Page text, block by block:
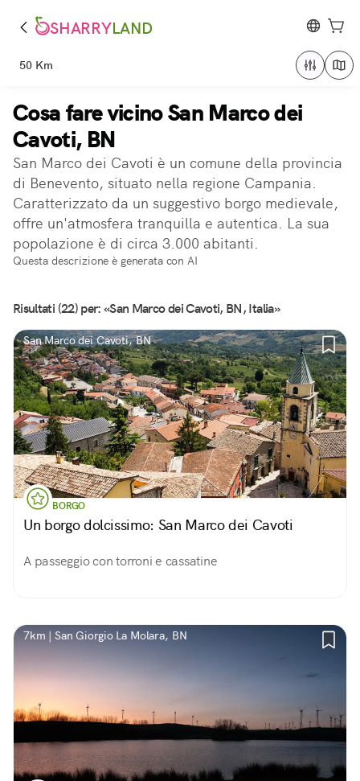
SHARRYLAND
50 Km
Cosa fare vicino San Marco dei
Cavoti, BN
San Marco dei Cavoti è un comune della provincia
di Benevento, situato nella regione Campania.
Caratterizzato da un suggestivo borgo medievale,
offre un'atmosfera tranquilla e autentica. La sua
popolazione è di circa 3.000 abitanti.
Questa descrizione è generata con AI
Risultati (22) per: «San Marco dei Cavoti, BN, Italia»
San Marco dei Cavoti, BN
BORGO
Un borgo dolcissimo: San Marco dei Cavoti
A passeggio con torroni e cassatine
7km | San Giorgio La Molara, BN